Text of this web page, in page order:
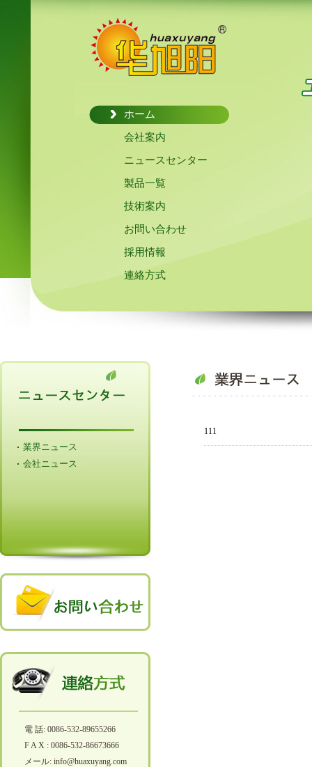
ホーム
会社案内
ニュースセンター
製品一覧
技術案内
お問い合わせ
採用情報
連絡方式
業界ニュース
会社ニュース
電 話: 0086-532-89655266
F A X : 0086-532-86673666
メール: info@huaxuyang.com
111